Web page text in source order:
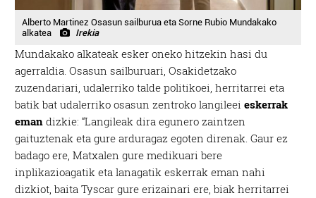
Alberto Martinez Osasun sailburua eta Sorne Rubio Mundakako
alkatea
Irekia
Mundakako alkateak esker oneko hitzekin hasi du
agerraldia. Osasun sailburuari, Osakidetzako
zuzendariari, udalerriko talde politikoei, herritarrei eta
batik bat udalerriko osasun zentroko langileeieskerrak
eman dizkie: “Langileak dira egunero zaintzen
gaituztenak eta gure arduragaz egoten direnak. Gaur ez
badago ere, Matxalen gure medikuari bere
inplikazioagatik eta lanagatik eskerrak eman nahi
dizkiot, baita Tyscar gure erizainari ere, biak herritarrei